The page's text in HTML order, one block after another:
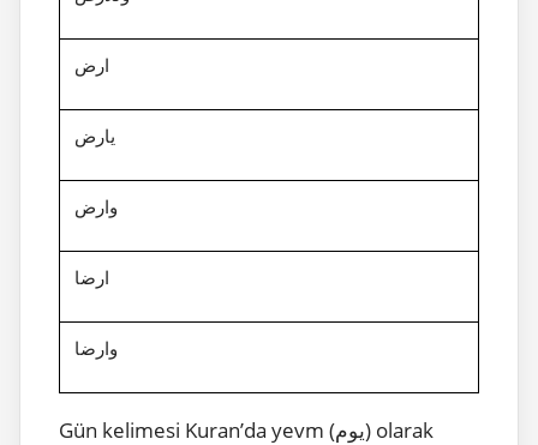
ارض
يارض
وارض
ارضا
وارضا
Gün kelimesi Kuran’da yevm (يوم) olarak